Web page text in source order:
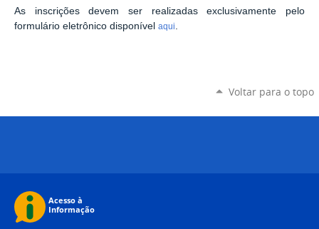
As inscrições devem ser realizadas exclusivamente pelo
formulário eletrônico disponível aqui
Voltar para o topo